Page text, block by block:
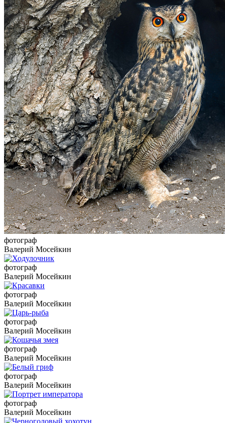
фотограф
Валерий Мосейкин
фотограф
Валерий Мосейкин
фотограф
Валерий Мосейкин
фотограф
Валерий Мосейкин
фотограф
Валерий Мосейкин
фотограф
Валерий Мосейкин
фотограф
Валерий Мосейкин